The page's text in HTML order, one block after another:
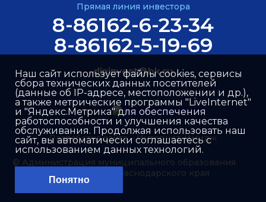
Прямая линия инвестора
8-86162-6-23-34
8-86162-5-19-69
dininvest@bk.ru
© Администрация муниципального образования
Динской район Краснодарского края
Разработка сайта –Интернет-Имидж
Наш сайт использует файлы cookies, сервисы
сбора технических данных посетителей
(данные об IP-адресе, местоположении и др.),
а также метрические программы "LiveInternet"
и "Яндекс.Метрика" для обеспечения
работоспособности и улучшения качества
обслуживания. Продолжая использовать наш
сайт, вы автоматически соглашаетесь с
использованием данных технологий.
Понятно